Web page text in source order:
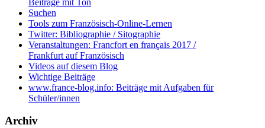
Suchen
Tools zum Französisch-Online-Lernen
Twitter: Bibliographie / Sitographie
Veranstaltungen: Francfort en français 2017 /
Frankfurt auf Französisch
Videos auf diesem Blog
Wichtige Beiträge
www.france-blog.info: Beiträge mit Aufgaben für
Schüler/innen
Archiv